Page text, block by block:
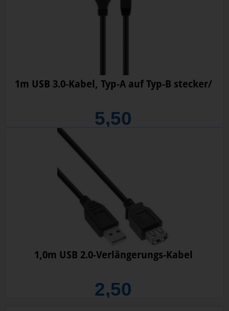
1m USB 3.0-Kabel, Typ-A auf Typ-B stecker/
5,50
1,0m USB 2.0-Verlängerungs-Kabel
2,50